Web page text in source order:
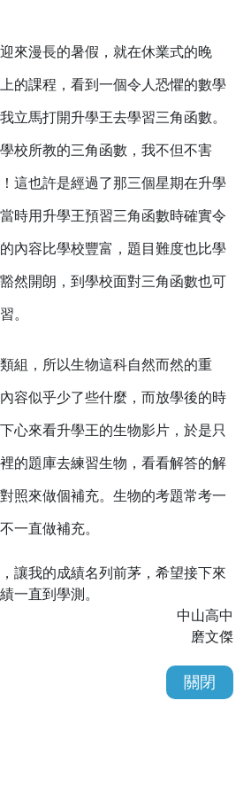
來漫長的暑假，就在休業式的晚
的課程，看到一個令人恐懼的數學
立馬打開升學王去學習三角函數。
校所教的三角函數，我不但不害
這也許是經過了那三個星期在升學
時用升學王預習三角函數時確實令
內容比學校豐富，題目難度也比學
然開朗，到學校面對三角函數也可
。
組，所以生物這科自然而然的重
容似乎少了些什麼，而放學後的時
心來看升學王的生物影片，於是只
的題庫去練習生物，看看解答的解
照來做個補充。生物的考題常考一
一直做補充。
讓我的成績名列前茅，希望接下來
一直到學測。
中山高中
磨文傑
關閉